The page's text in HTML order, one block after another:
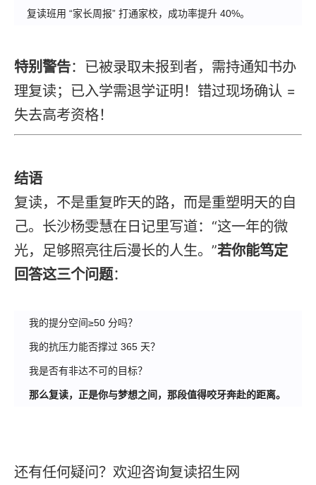
复读班用 “家长周报” 打通家校，成功率提升 40%。
特别警告：已被录取未报到者，需持通知书办
理复读；已入学需退学证明！错过现场确认 =
失去高考资格！
结语
复读，不是重复昨天的路，而是重塑明天的自
己。长沙杨雯慧在日记里写道：“这一年的微
光，足够照亮往后漫长的人生。”若你能笃定
回答这三个问题：
我的提分空间≥50 分吗？
我的抗压力能否撑过 365 天？
我是否有非达不可的目标？
那么复读，正是你与梦想之间，那段值得咬牙奔赴的距离。
还有任何疑问？欢迎咨询复读招生网